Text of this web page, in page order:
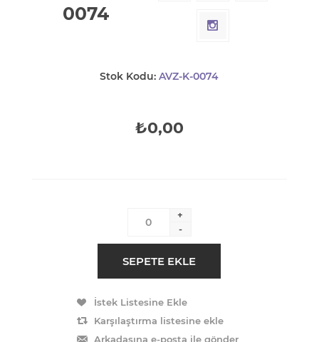
0074
Stok Kodu: AVZ-K-0074
₺0,00
+
-